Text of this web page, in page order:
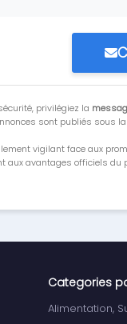
privilégiez la
sont publiés sous
vigilant face aux
aux avantages officiels du
Categories
Alimentation,